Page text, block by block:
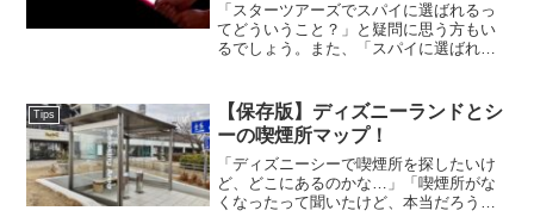
「スターツアーズでスパイに選ばれるっ
てどういうこと？」と疑問に思う方もい
るでしょう。また、「スパイに選ばれる
ズニーランドの人気アトラクション「ス
ターツアーズ」では、ラン...
Tips
【保存版】ディズニーランドとシ
ーの喫煙所マップ！
「ディズニーシーで喫煙所を探したいけ
ど、どこにあるのかな…」「喫煙所がな
くなったって聞いたけど、本当だろう